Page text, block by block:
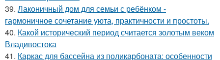
39. Лаконичный дом для семьи с ребёнком -
гармоничное сочетание уюта, практичности и простоты.
40. Какой исторический период считается золотым веком
Владивостока
41. Каркас для бассейна из поликарбоната: особенности